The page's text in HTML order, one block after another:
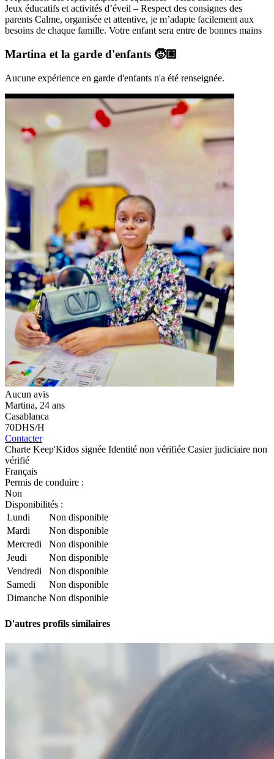
Jeux éducatifs et activités d’éveil – Respect des consignes des
parents Calme, organisée et attentive, je m’adapte facilement aux
besoins de chaque famille. Votre enfant sera entre de bonnes mains
Martina et la garde d'enfants 🧒🏼
Aucune expérience en garde d'enfants n'a été renseignée.
Aucun avis
Martina, 24 ans
Casablanca
70DHS/H
Contacter
Charte Keep'Kidos signée Identité non vérifiée Casier judiciaire non
vérifié
Français
Permis de conduire :
Non
Disponibilités :
Lundi
Non disponible
Mardi
Non disponible
Mercredi
Non disponible
Jeudi
Non disponible
Vendredi
Non disponible
Samedi
Non disponible
Dimanche Non disponible
D'autres profils similaires